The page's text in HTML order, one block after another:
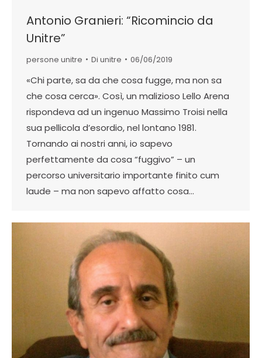
Antonio Granieri: “Ricomincio da
Unitre”
persone unitre Di unitre 06/06/2019
«Chi parte, sa da che cosa fugge, ma non sa
che cosa cerca». Così, un malizioso Lello Arena
rispondeva ad un ingenuo Massimo Troisi nella
sua pellicola d’esordio, nel lontano 1981.
Tornando ai nostri anni, io sapevo
perfettamente da cosa “fuggivo” – un
percorso universitario importante finito cum
laude – ma non sapevo affatto cosa…